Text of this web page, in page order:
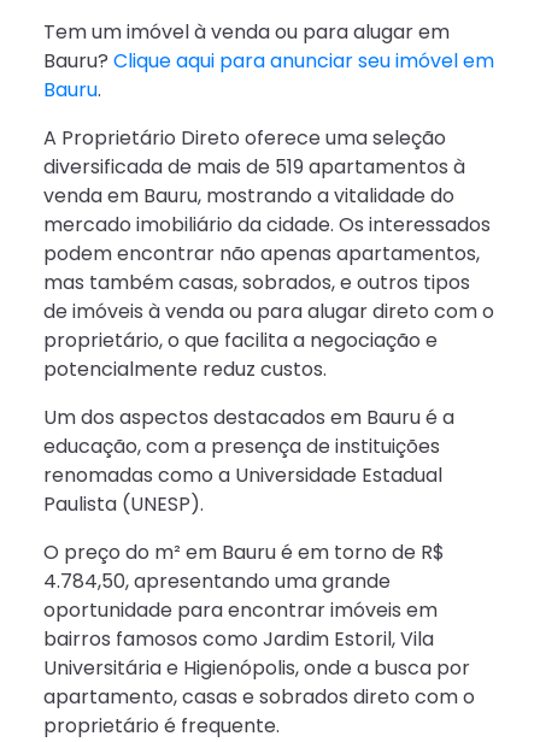
Tem um imóvel à venda ou para alugar em
Bauru? Clique aqui para anunciar seu imóvel em
Bauru.
A Proprietário Direto oferece uma seleção
diversificada de mais de 519 apartamentos à
venda em Bauru, mostrando a vitalidade do
mercado imobiliário da cidade. Os interessados
podem encontrar não apenas apartamentos,
mas também casas, sobrados, e outros tipos
de imóveis à venda ou para alugar direto com o
proprietário, o que facilita a negociação e
potencialmente reduz custos.
Um dos aspectos destacados em Bauru é a
educação, com a presença de instituições
renomadas como a Universidade Estadual
Paulista (UNESP).
O preço do m² em Bauru é em torno de R$
4.784,50, apresentando uma grande
oportunidade para encontrar imóveis em
bairros famosos como Jardim Estoril, Vila
Universitária e Higienópolis, onde a busca por
apartamento, casas e sobrados direto com o
proprietário é frequente.